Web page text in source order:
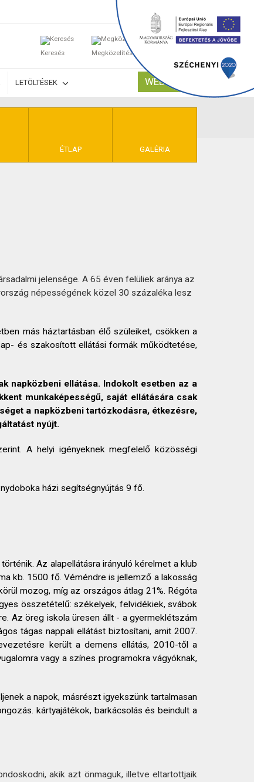
Keresés Megközelítés
0
LETÖLTÉSEK WEBSHOP
ÉTLAP GALÉRIA
jelensége. A 65 éven felüliek aránya az
népességének közel 30 százaléka lesz
más háztartásban élő szüleiket, csökken a
és szakosított ellátási formák működtetése,
napközbeni ellátása. Indokolt esetben az a
munkaképességű, saját ellátására csak
a napközbeni tartózkodásra, étkezésre,
nyújt.
A helyi igényeknek megfelelő közösségi
házi segítségnyújtás 9 fő.
Az alapellátásra irányuló kérelmet a klub
kb. 1500 fő. Véméndre is jellemző a lakosság
mozog, míg az országos átlag 21%. Régóta
összetételű: székelyek, felvidékiek, svábok
Az öreg iskola üresen állt - a gyermeklétszám
tágas nappali ellátást biztosítani, amit 2007.
került a demens ellátás, 2010-től a
vagy a színes programokra vágyóknak,
a napok, másrészt igyekszünk tartalmasan
kártyajátékok, barkácsolás és beindult a
akik azt önmaguk, illetve eltartottjaik